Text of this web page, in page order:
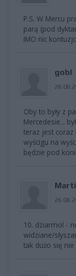
P.S. W Mercu
parą (pod
IMO nic
gobl
Oby to były z
Mercedesie...
teraz jest
wyścigu na
będzie pod
Marti
10. dziarmol -
widziane/
tak dużo się nie